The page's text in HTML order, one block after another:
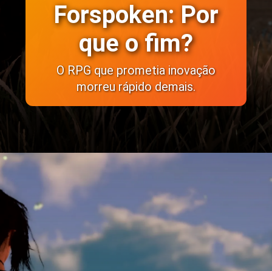
Forspoken: Por
que o fim?
O RPG que prometia inovação
morreu rápido demais.